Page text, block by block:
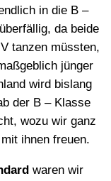
in die B –
da beide
tanzen müssten,
jünger
wird bislang
der B – Klasse
wozu wir ganz
ihnen freuen.
waren wir